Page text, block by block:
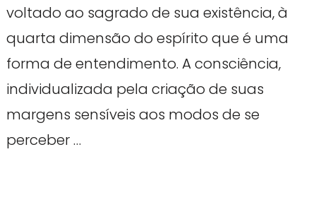
voltado ao sagrado de sua existência, à
quarta dimensão do espírito que é uma
forma de entendimento. A consciência,
individualizada pela criação de suas
margens sensíveis aos modos de se
perceber …